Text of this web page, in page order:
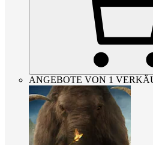
ANGEBOTE VON 1